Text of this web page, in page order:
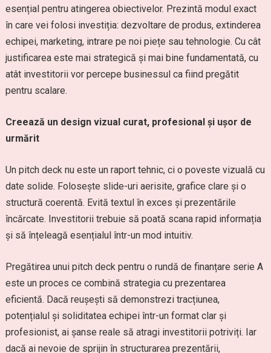
esențial pentru atingerea obiectivelor. Prezintă modul exact
în care vei folosi investiția: dezvoltare de produs, extinderea
echipei, marketing, intrare pe noi piețe sau tehnologie. Cu cât
justificarea este mai strategică și mai bine fundamentată, cu
atât investitorii vor percepe businessul ca fiind pregătit
pentru scalare.
Creează un design vizual curat, profesional și ușor de
urmărit
Un pitch deck nu este un raport tehnic, ci o poveste vizuală cu
date solide. Folosește slide-uri aerisite, grafice clare și o
structură coerentă. Evită textul în exces și prezentările
încărcate. Investitorii trebuie să poată scana rapid informația
și să înțeleagă esențialul într-un mod intuitiv.
Pregătirea unui pitch deck pentru o rundă de finanțare serie A
este un proces ce combină strategia cu prezentarea
eficientă. Dacă reușești să demonstrezi tracțiunea,
potențialul și soliditatea echipei într-un format clar și
profesionist, ai șanse reale să atragi investitorii potriviți. Iar
dacă ai nevoie de sprijin în structurarea prezentării,